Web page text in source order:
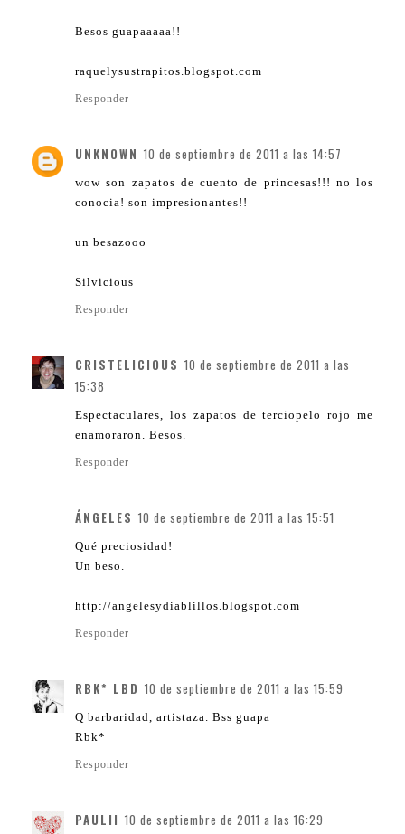
Besos guapaaaaa!!
raquelysustrapitos.blogspot.com
Responder
UNKNOWN 10 de septiembre de 2011 a las 14:57
wow son zapatos de cuento de princesas!!! no los
conocia! son impresionantes!!
un besazooo
Silvicious
Responder
CRISTELICIOUS 10 de septiembre de 2011 a las
15:38
Espectaculares, los zapatos de terciopelo rojo me
enamoraron. Besos.
Responder
ÁNGELES 10 de septiembre de 2011 a las 15:51
Qué preciosidad!
Un beso.
http://angelesydiablillos.blogspot.com
Responder
RBK* LBD 10 de septiembre de 2011 a las 15:59
Q barbaridad, artistaza. Bss guapa
Rbk*
Responder
PAULII 10 de septiembre de 2011 a las 16:29